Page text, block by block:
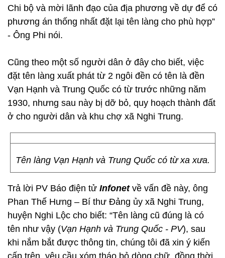
Chi bộ và mời lãnh đạo của địa phương về dự để có
phương án thống nhất đặt lại tên làng cho phù hợp”
- Ông Phi nói.
Cũng theo một số người dân ở đây cho biết, việc
đặt tên làng xuất phát từ 2 ngôi đền có tên là đền
Vạn Hạnh và Trung Quốc có từ trước những năm
1930, nhưng sau này bị dỡ bỏ, quy hoạch thành đất
ở cho người dân và khu chợ xã Nghi Trung.
Tên làng Vạn Hạnh và Trung Quốc có từ xa xưa.
Trả lời PV Báo điện tử Infonetvề vấn đề này, ông
Phan Thế Hưng – Bí thư Đảng ủy xã Nghi Trung,
huyện Nghi Lộc cho biết: “Tên làng cũ đúng là có
tên như vậy (Vạn Hạnh và Trung Quốc - PV), sau
khi nắm bắt được thông tin, chúng tôi đã xin ý kiến
cấp trên, yêu cầu xóm tháo bỏ dòng chữ, đồng thời